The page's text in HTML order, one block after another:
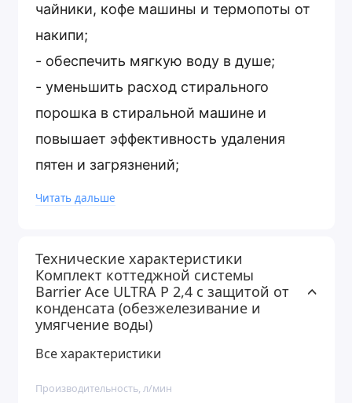
чайники, кофе машины и термопоты от
накипи;
- обеспечить мягкую воду в душе;
- уменьшить расход стирального
порошка в стиральной машине и
повышает эффективность удаления
пятен и загрязнений;
- уменьшить расход моющих средств в
рыжий налет на сантехнике.
Система обеспечивает максимальную
срок службы при показателях в
исходной воде в указанном допуске:
Читать дальше
Технические характеристики
Комплект коттеджной системы
Barrier Ace ULTRA P 2,4 с защитой от
конденсата (обезжелезивание и
умягчение воды)
Все характеристики
Производительность, л/мин